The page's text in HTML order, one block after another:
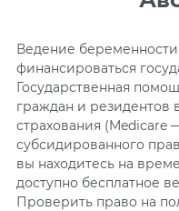
Ведение
финансироваться
Государственная
граждан и резидентов
страхования (Medicare
субсидированного
вы находитесь на
доступно бесплатное
Проверить право на